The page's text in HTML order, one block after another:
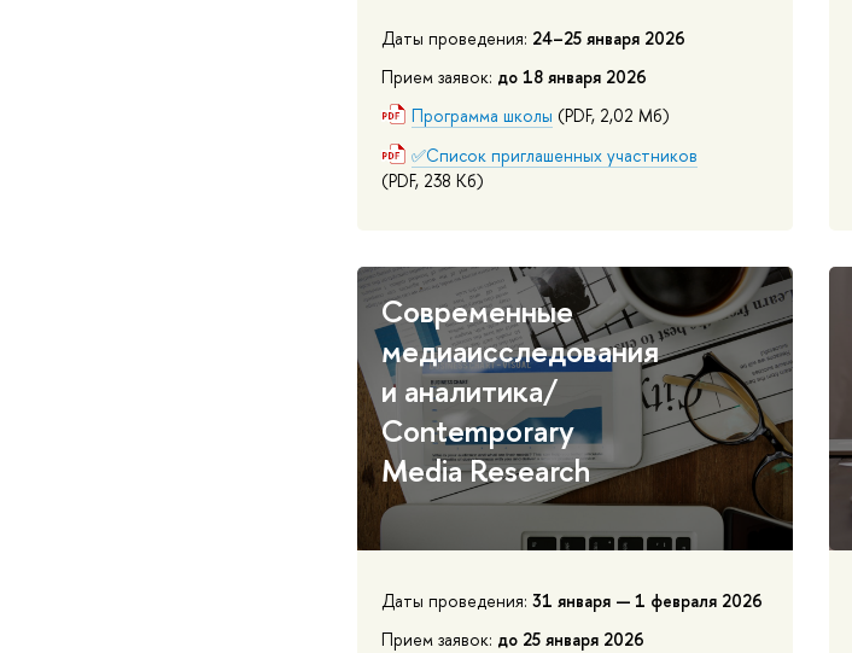
Даты проведения: 24–25 января 2026
Прием заявок: до 18 января 2026
Программа школы (PDF, 2,02 Мб)
✅Список приглашенных участников
(PDF, 238 Кб)
Современные
медиаисследования
и аналитика/
Contemporary
Media Research
Даты проведения: 31 января — 1 февраля 2026
Прием заявок: до 25 января 2026